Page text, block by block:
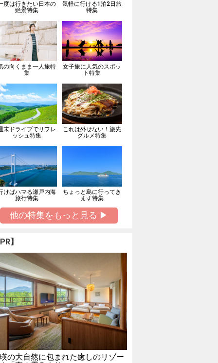
度は行きたい日本の
絶景特集
気軽に行ける1泊2日旅
特集
の向くまま一人旅特
集
女子旅に人気のスポッ
ト特集
末ドライブでリフレ
ッシュ特集
これは外せない！旅先
グルメ特集
けばハマる瀬戸内海
旅行特集
ちょっと島に行ってき
ます特集
他の特集をもっと見る ▶
】
の大自然に包まれた癒しのリゾー